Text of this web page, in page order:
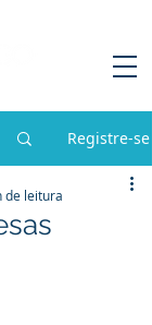
Registre-se
de leitura